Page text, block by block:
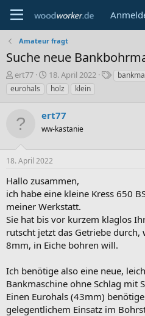
Amateur fragt
Suche neue
E
r
s
e
e
r
ert77
E
r
s
e
l
t
a
18. April 2022
S
o
eurohals
holz klein
ert77
ww-kastanie
18. April 2022
Hallo zusammen,
ich habe eine kleine Kress 650
meiner Werkstatt.
Sie hat bis vor kurzem klaglos
rutscht jetzt das Getriebe durch,
8mm, in Eiche bohren will.
Ich benötige also eine neue,
Bankmaschine ohne Schlag mit
Einen Eurohals (43mm)
gelegentlichem Einsatz im